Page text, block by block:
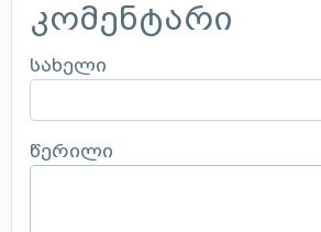
კომენტარი
სახელი
წერილი